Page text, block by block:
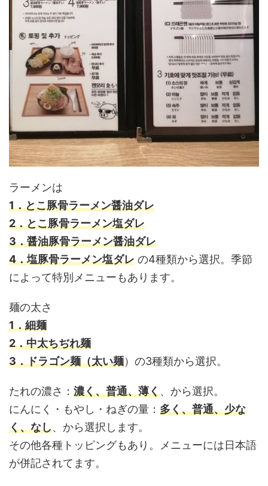
ラーメンは
1．とこ豚骨ラーメン醤油ダレ
2．とこ豚骨ラーメン塩ダレ
3．醤油豚骨ラーメン醤油ダレ
4．塩豚骨ラーメン塩ダレ の4種類から選択。季節
によって特別メニューもあります。
麺の太さ
1．細麺
2．中太ちぢれ麺
3．ドラゴン麺（太い麺）の3種類から選択。
たれの濃さ： 濃く、普通、薄く、から選択。
にんにく・もやし・ねぎの量： 多く、普通、少な
く、なし、から選択します。
その他各種トッピングもあり。メニューには日本語
が併記されてます。